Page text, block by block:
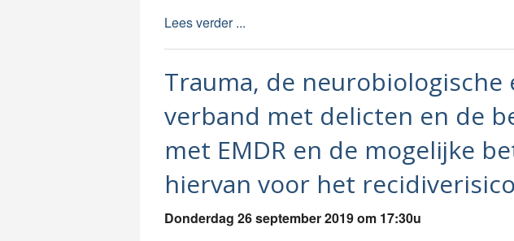
Lees verder ...
Trauma, de neurobiologische
verband met delicten en de
met EMDR en de mogelijke
hiervan voor het recidiverisico
Donderdag 26 september 2019 om 17:30u